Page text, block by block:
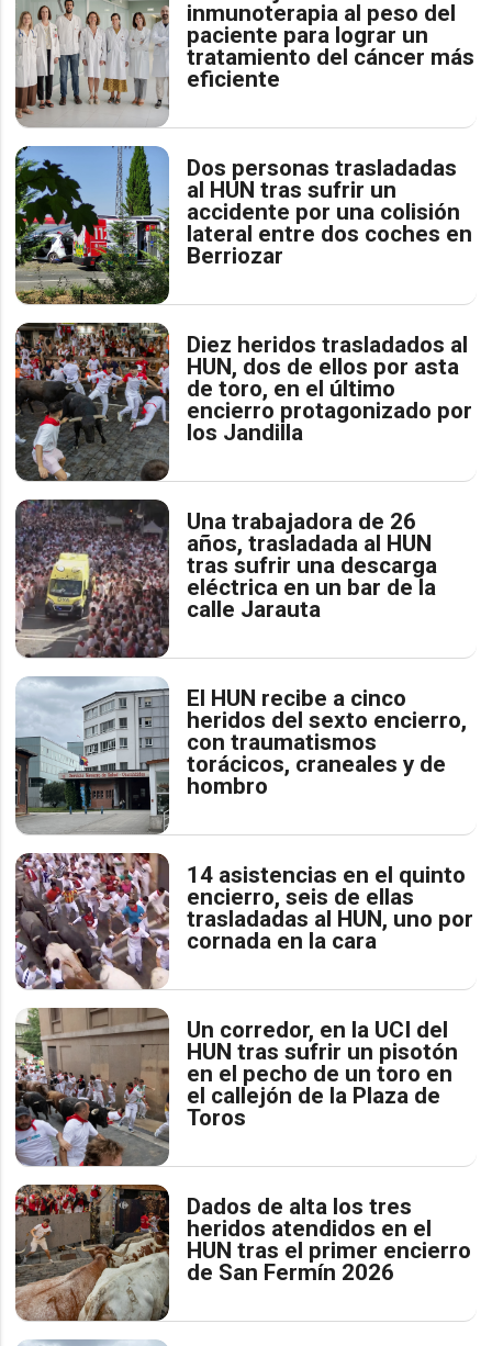
inmunoterapia al peso del
paciente para lograr un
tratamiento del cáncer más
eficiente
Dos personas trasladadas
al HUN tras sufrir un
accidente por una colisión
lateral entre dos coches en
Berriozar
Diez heridos trasladados al
HUN, dos de ellos por asta
de toro, en el último
encierro protagonizado por
los Jandilla
Una trabajadora de 26
años, trasladada al HUN
tras sufrir una descarga
eléctrica en un bar de la
calle Jarauta
El HUN recibe a cinco
heridos del sexto encierro,
con traumatismos
torácicos, craneales y de
hombro
14 asistencias en el quinto
encierro, seis de ellas
trasladadas al HUN, uno por
cornada en la cara
Un corredor, en la UCI del
HUN tras sufrir un pisotón
en el pecho de un toro en
el callejón de la Plaza de
Toros
Dados de alta los tres
heridos atendidos en el
HUN tras el primer encierro
de San Fermín 2026